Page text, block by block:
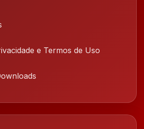
e Termos de Uso